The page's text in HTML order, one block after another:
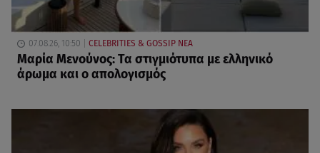
07.08.26, 10:50 CELEBRITIES & GOSSIP ΝΕΑ
Μαρία Μενούνος: Τα στιγμιότυπα με ελληνικό
άρωμα και ο απολογισμός